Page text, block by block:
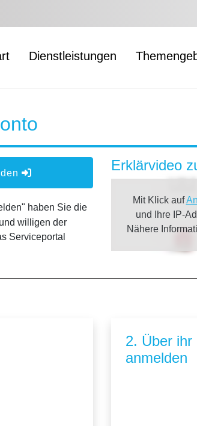
Dienstleistungen
haben Sie die
willigen der
Serviceportal
Erklärvideo
Mit Klick auf
und Ihre IP-
Nähere
2. Über ihr
anmelden